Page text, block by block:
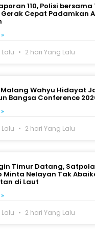
110, Polisi bersama
Cepat Padamkan
2 hari Yang Lalu
Wahyu Hidayat
Bangsa Conference
2 hari Yang Lalu
Timur Datang,
Minta Nelayan Tak
di Laut
2 hari Yang Lalu